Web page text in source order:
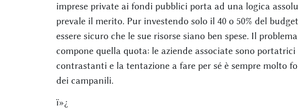
imprese private ai fondi pubblici porta ad una logica
prevale il merito. Pur investendo solo il 40 o 50% del
essere sicuro che le sue risorse siano ben spese. Il
compone quella quota: le aziende associate sono
contrastanti e la tentazione a fare per sé è sempre molto
dei campanili.
ï»¿